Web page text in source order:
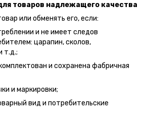
товаров надлежащего качества
или обменять его, если:
и не имеет следов
царапин, сколов,
т.д.;
и сохранена фабричная
и маркировки;
вид и потребительские